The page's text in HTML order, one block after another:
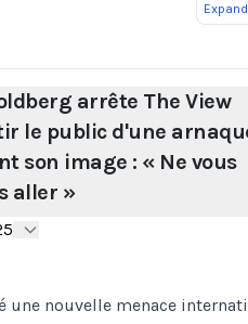
arrête The View
le public d'une
son image : « Ne vous
aller »
une nouvelle menace